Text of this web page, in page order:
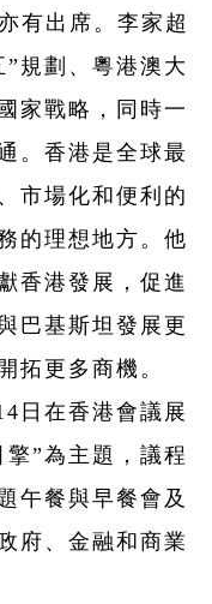
有出席。李家超
規劃、粵港澳大
家戰略，同時一
。香港是全球最
市場化和便利的
的理想地方。他
香港發展，促進
巴基斯坦發展更
拓更多商機。
日在香港會議展
”為主題，議程
午餐與早餐會及
府、金融和商業